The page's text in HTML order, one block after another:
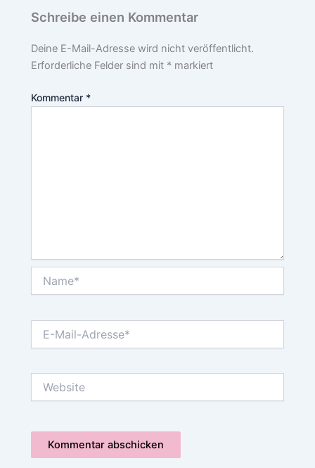
Schreibe einen Kommentar
Deine E-Mail-Adresse wird nicht veröffentlicht.
Erforderliche Felder sind mit * markiert
Kommentar *
Mail-